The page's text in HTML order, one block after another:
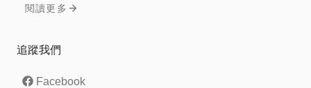
閱讀更多
追蹤我們
Facebook